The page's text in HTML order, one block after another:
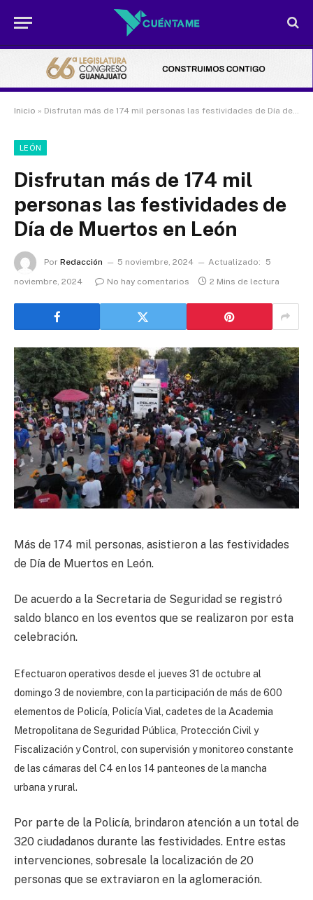
Inicio » Disfrutan más de 174 mil personas las festividades de Día de Muertos en León
LEÓN
Disfrutan más de 174 mil
personas las festividades de
Día de Muertos en León
Por Redacción 5 noviembre, 2024 Actualizado:
5
noviembre, 2024
No hay comentarios 2 Mins de lectura
Más de 174 mil personas, asistieron a las festividades
de Día de Muertos en León.
De acuerdo a la Secretaria de Seguridad se registró
saldo blanco en los eventos que se realizaron por esta
celebración.
Efectuaron operativos desde el jueves 31 de octubre al
domingo 3 de noviembre, con la participación de más de 600
elementos de Policía, Policía Vial, cadetes de la Academia
Metropolitana de Seguridad Pública, Protección Civil y
Fiscalización y Control, con supervisión y monitoreo constante
de las cámaras del C4 en los 14 panteones de la mancha
urbana y rural.
Por parte de la Policía, brindaron atención a un total de
320 ciudadanos durante las festividades. Entre estas
intervenciones, sobresale la localización de 20
personas que se extraviaron en la aglomeración.